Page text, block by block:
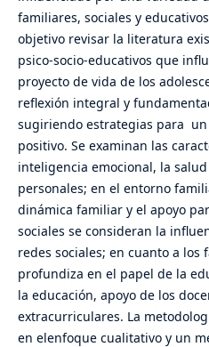
familiares, sociales y
objetivo revisar la literatura
psico-socio-educativos que
proyecto de vida de los
reflexión integral y
sugiriendo estrategias para
positivo. Se examinan las
inteligencia emocional, la
personales; en el entorno
dinámica familiar y el apoyo
sociales se consideran la
redes sociales; en cuanto a los
profundiza en el papel de la
la educación, apoyo de los
extracurriculares. La
en elenfoque cualitativo y un